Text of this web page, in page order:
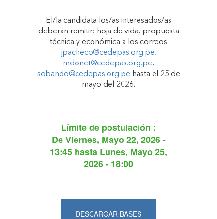
El/la candidata los/as interesados/as
deberán remitir: hoja de vida, propuesta
técnica y económica a los correos
jpacheco@cedepas.org.pe,
mdonet@cedepas.org.pe,
sobando@cedepas.org.pe hasta el 25 de
mayo del 2026.
Límite de postulación :
DeViernes, Mayo 22, 2026 -
13:45 hasta Lunes, Mayo 25,
2026 - 18:00
DESCARGAR BASES